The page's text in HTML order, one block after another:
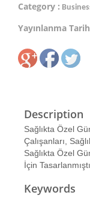
Category :
Yayınlanma
Description
Sağlıkta Özel
Çalışanları,
Sağlıkta Özel
İçin
Keywords